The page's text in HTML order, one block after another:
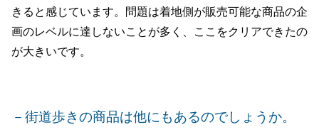
きると感じています。問題は着地側が販売可能な商品の企
画のレベルに達しないことが多く、ここをクリアできたの
が大きいです。
－街道歩きの商品は他にもあるのでしょうか。